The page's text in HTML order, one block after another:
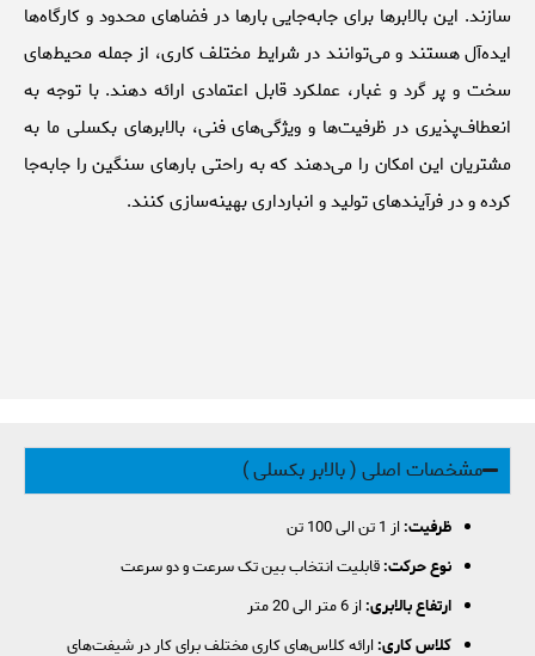
سازند. این بالابرها برای جابه‌جایی بارها در فضاهای محدود و کارگاه‌ها
ایده‌آل هستند و می‌توانند در شرایط مختلف کاری، از جمله محیط‌های
سخت و پر گرد و غبار، عملکرد قابل اعتمادی ارائه دهند. با توجه به
انعطاف‌پذیری در ظرفیت‌ها و ویژگی‌های فنی، بالابرهای بکسلی ما به
مشتریان این امکان را می‌دهند که به راحتی بارهای سنگین را جابه‌جا
کرده و در فرآیندهای تولید و انبارداری بهینه‌سازی کنند.
مشخصات اصلی ( بالابر بکسلی )
ظرفیت:از 1 تن الی 100 تن
نوع حرکت:قابلیت انتخاب بین تک سرعت و دو سرعت
ارتفاع بالابری:از 6 متر الی 20 متر
کلاس کاری:ارائه کلاس‌های کاری مختلف برای کار در شیفت‌های